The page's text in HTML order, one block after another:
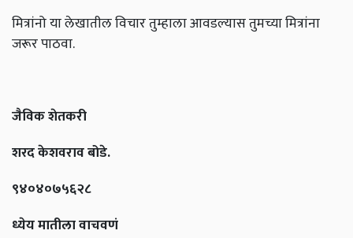
मित्रांनो या लेखातील विचार तुम्हाला आवडल्यास तुमच्या मित्रांना
जरूर पाठवा.
जैविक शेतकरी
शरद केशवराव बोडे.
९४०४०७५६२८
ध्येय मातीला वाचवणं